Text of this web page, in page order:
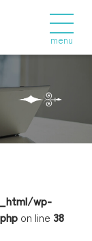
menu
wp-
on line 38